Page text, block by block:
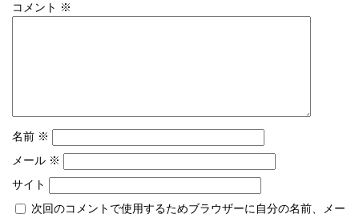
コメント ※
名前 ※
メール ※
サイト
次回のコメントで使用するためブラウザーに自分の名前、メー